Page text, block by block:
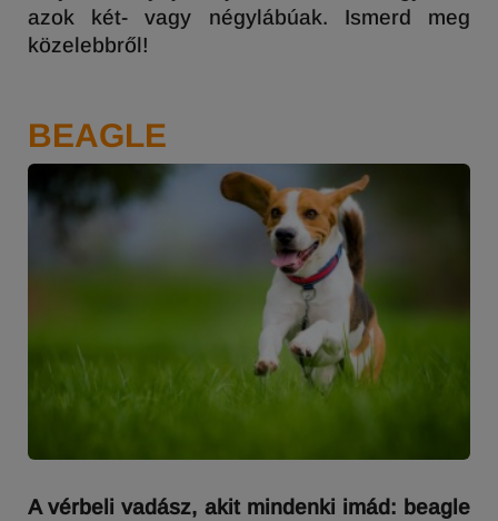
azok két- vagy négylábúak. Ismerd meg
közelebbről!
BEAGLE
A vérbeli vadász, akit mindenki imád: beagle